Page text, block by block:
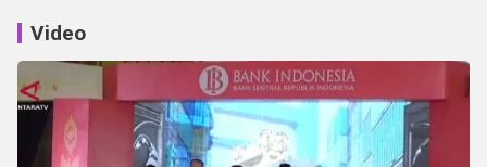
Video